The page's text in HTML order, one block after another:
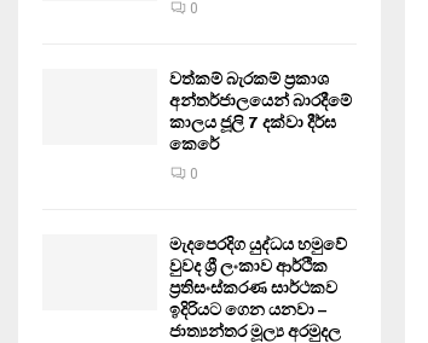
0
වත්කම් බැරකම් ප්‍රකාශ
අන්තර්ජාලයෙන් බාරදීමේ
කාලය ජූලි 7 දක්වා දීර්ඝ
කෙරේ
0
මැදපෙරදිග යුද්ධය හමුවේ
වුවද ශ්‍රී ලංකාව ආර්ථික
ප්‍රතිසංස්කරණ සාර්ථකව
ඉදිරියට ගෙන යනවා –
ජාත්‍යන්තර මූල්‍ය අරමුදල